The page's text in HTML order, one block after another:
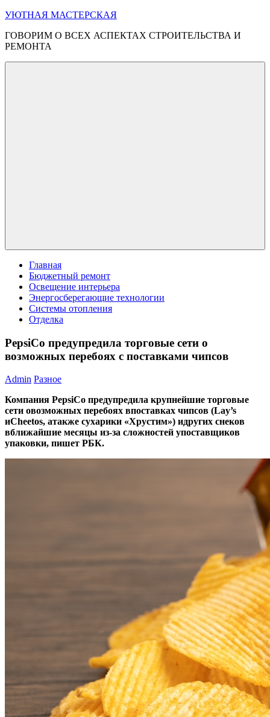
Перейти
содержимому
УЮТНАЯ МАСТЕРСКАЯ
ГОВОРИМ О ВСЕХ АСПЕКТАХ СТРОИТЕЛЬСТВА И
РЕМОНТА
Главная
Бюджетный ремонт
Освещение интерьера
Энергосберегающие технологии
Системы отопления
Отделка
PepsiCo предупредила торговые сети о
возможных перебоях с поставками чипсов
Admin Разное
Компания PepsiCo предупредила крупнейшие торговые
сети овозможных перебоях впоставках чипсов (Lay’s
иCheetos, атакже сухарики «Хрустим») идругих снеков
вближайшие месяцы из-за сложностей упоставщиков
упаковки, пишет РБК.